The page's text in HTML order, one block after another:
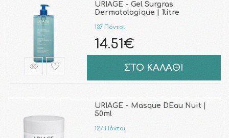
URIAGE - Gel Surgras
Dermatologique | 1litre
137 Πόντοι
14.51€
ΣΤΟ ΚΑΛΑΘΙ
URIAGE - Masque DEau Nuit |
50ml
127 Πόντοι